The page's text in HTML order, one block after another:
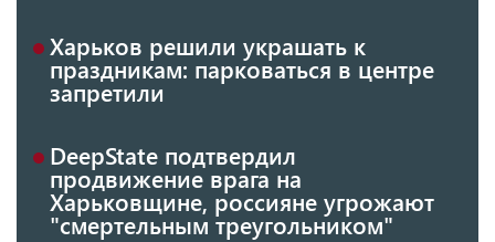
Харьков решили украшать к
праздникам: парковаться в центре
запретили
DeepState подтвердил
продвижение врага на
Харьковщине, россияне угрожают
"смертельным треугольником"